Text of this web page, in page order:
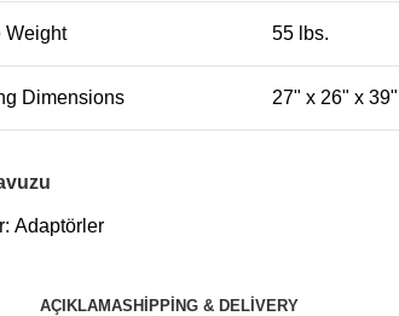
Weight 55 lbs.
Dimensions 27" x 26" x 39"
Adaptörler
AÇIKLAMASHIPPING & DELIVERY